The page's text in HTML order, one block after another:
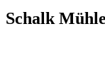
Schalk